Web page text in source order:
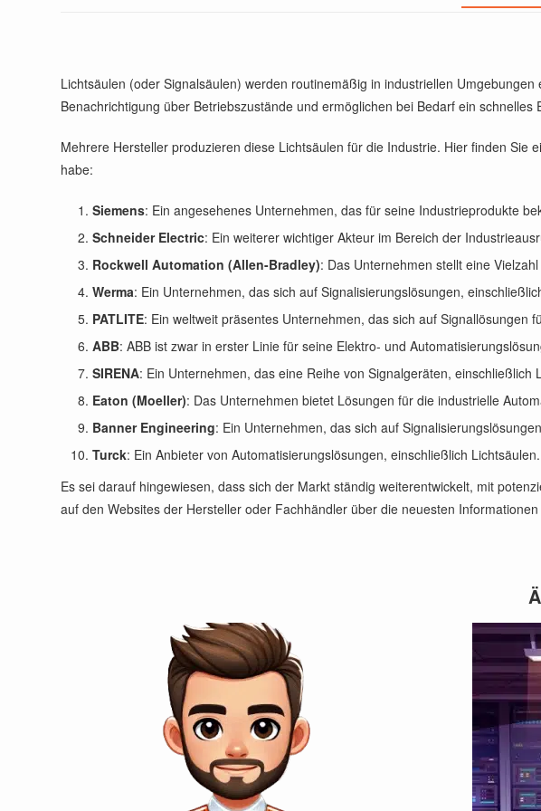
Lichtsäulen (oder Signalsäulen) werden routinemäßig in industriellen
Benachrichtigung über Betriebszustände und ermöglichen bei Bedarf ein schnelles
Mehrere Hersteller produzieren diese Lichtsäulen für die Industrie. Hier finden
habe:
Siemens: Ein angesehenes Unternehmen, das für seine Industrieprodukte
Schneider Electric: Ein weiterer wichtiger Akteur im Bereich der
Rockwell Automation (Allen-Bradley): Das Unternehmen stellt eine
Werma: Ein Unternehmen, das sich auf Signalisierungslösungen,
PATLITE: Ein weltweit präsentes Unternehmen, das sich auf Signallösungen
ABB: ABB ist zwar in erster Linie für seine Elektro- und
SIRENA: Ein Unternehmen, das eine Reihe von Signalgeräten,
Eaton (Moeller): Das Unternehmen bietet Lösungen für die industrielle
Banner Engineering: Ein Unternehmen, das sich auf
Turck: Ein Anbieter von Automatisierungslösungen, einschließlich Lichtsäulen.
Es sei darauf hingewiesen, dass sich der Markt ständig weiterentwickelt, mit
auf den Websites der Hersteller oder Fachhändler über die neuesten